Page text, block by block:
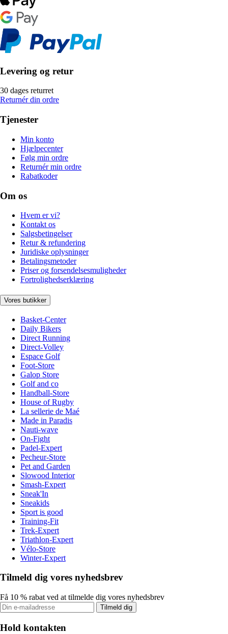
Levering og retur
30 dages returret
Returnér din ordre
Tjenester
Min konto
Hjælpecenter
Følg min ordre
Returnér min ordre
Rabatkoder
Om os
Hvem er vi?
Kontakt os
Salgsbetingelser
Retur & refundering
Juridiske oplysninger
Betalingsmetoder
Priser og forsendelsesmuligheder
Fortrolighedserklæring
Vores butikker
Basket-Center
Daily Bikers
Direct Running
Direct-Volley
Espace Golf
Foot-Store
Galop Store
Golf and co
Handball-Store
House of Rugby
La sellerie de Maé
Made in Paradis
Nauti-wave
On-Fight
Padel-Expert
Pecheur-Store
Pet and Garden
Slowood Interior
Smash-Expert
Sneak'In
Sneakids
Sport is good
Training-Fit
Trek-Expert
Triathlon-Expert
Vélo-Store
Winter-Expert
Tilmeld dig vores nyhedsbrev
Få 10 % rabat ved at tilmelde dig vores nyhedsbrev
Tilmeld dig
Hold kontakten